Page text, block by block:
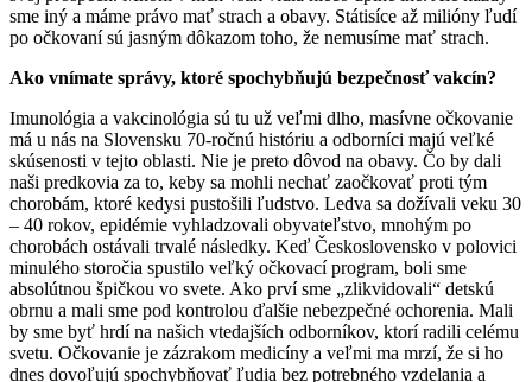
sme iný a máme právo mať strach a obavy. Státisíce až milióny ľudí
po očkovaní sú jasným dôkazom toho, že nemusíme mať strach.
Ako vnímate správy, ktoré spochybňujú bezpečnosť vakcín?
Imunológia a vakcinológia sú tu už veľmi dlho, masívne očkovanie
má u nás na Slovensku 70-ročnú históriu a odborníci majú veľké
skúsenosti v tejto oblasti. Nie je preto dôvod na obavy. Čo by dali
naši predkovia za to, keby sa mohli nechať zaočkovať proti tým
chorobám, ktoré kedysi pustošili ľudstvo. Ledva sa dožívali veku 30
– 40 rokov, epidémie vyhladzovali obyvateľstvo, mnohým po
chorobách ostávali trvalé následky. Keď Československo v polovici
minulého storočia spustilo veľký očkovací program, boli sme
absolútnou špičkou vo svete. Ako prví sme „zlikvidovali“ detskú
obrnu a mali sme pod kontrolou ďalšie nebezpečné ochorenia. Mali
by sme byť hrdí na našich vtedajších odborníkov, ktorí radili celému
svetu. Očkovanie je zázrakom medicíny a veľmi ma mrzí, že si ho
dnes dovoľujú spochybňovať ľudia bez potrebného vzdelania a